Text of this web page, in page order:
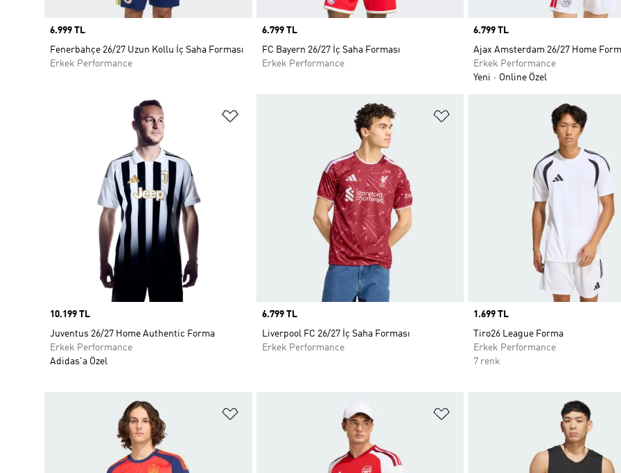
Price
6.999 TL
Fenerbahçe 26/27 Uzun Kollu İç Saha Forması
Erkek Performance
Price
6.799 TL
FC Bayern 26/27 İç Saha Forması
Erkek Performance
Price
6.799 TL
Ajax Amsterdam 26/27 Home
Erkek Performance
Yeni
Online Özel
Price
10.199 TL
Juventus 26/27 Home Authentic Forma
Erkek Performance
Adidas'a Özel
Favori Listesine Ekle
Price
6.799 TL
Liverpool FC 26/27 İç Saha Forması
Erkek Performance
Price
1.699 TL
Tiro26 League Forma
Erkek Performance
7 renk